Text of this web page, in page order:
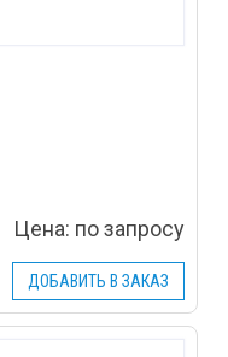
Цена: по запросу
ДОБАВИТЬ В ЗАКАЗ